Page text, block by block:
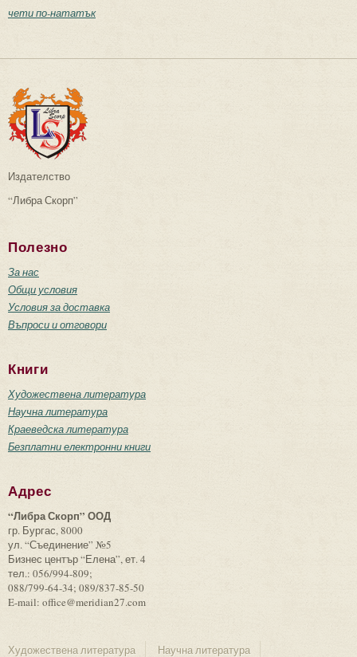
чети по-нататък
Издателство
“Либра Скорп”
Полезно
За нас
Общи условия
Условия за доставка
Въпроси и отговори
Книги
Художествена литература
Научна литература
Краеведска литература
Безплатни електронни книги
Адрес
“Либра Скорп” ООД
гр. Бургас, 8000
ул. “Съединение” №5
Бизнес център “Елена”, ет. 4
тел.: 056/994-809;
088/799-64-34; 089/837-85-50
E-mail: office@meridian27.com
Художествена литература Научна литература